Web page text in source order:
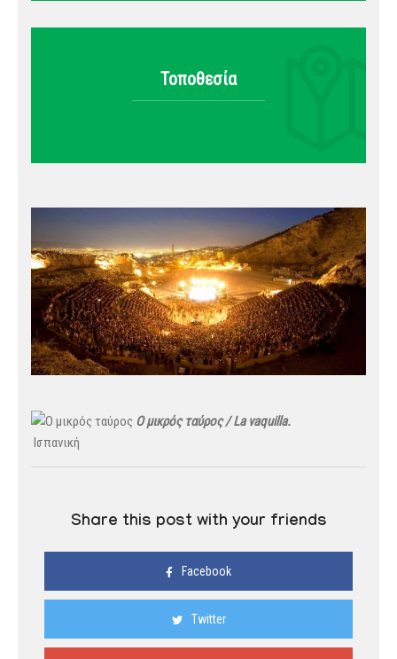
Τοποθεσία
Ο μικρός ταύρος / La vaquilla.
Iσπανική
Share this post with your friends
Facebook
Twitter